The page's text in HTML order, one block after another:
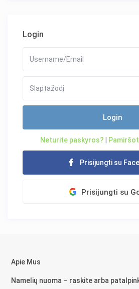
Login
Login
Neturite paskyros?
Prisijungti su
Prisijungti su
Apie Mus
Namelių nuoma – raskite arba